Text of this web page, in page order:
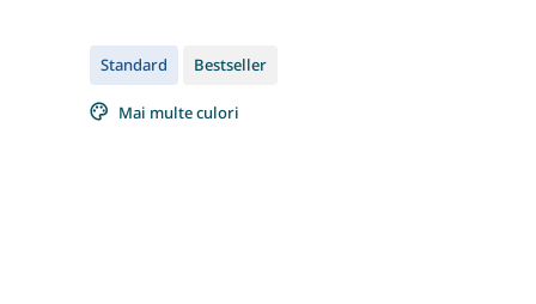
Standard Bestseller
Mai multe culori